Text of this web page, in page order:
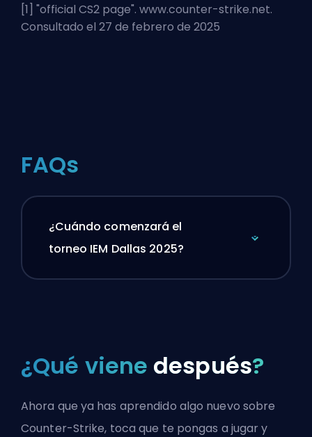
[1] "official CS2 page". www.counter-strike.net.
Consultado el 27 de febrero de 2025
FAQs
¿Cuándo comenzará el
torneo IEM Dallas 2025?
¿Qué viene después?
Ahora que ya has aprendido algo nuevo sobre
Counter-Strike, toca que te pongas a jugar y